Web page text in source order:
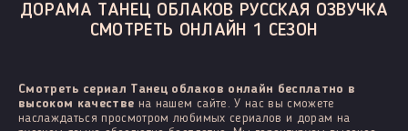
ДОРАМА ТАНЕЦ ОБЛАКОВ РУССКАЯ ОЗВУЧКА
СМОТРЕТЬ ОНЛАЙН 1 СЕЗОН
Смотреть сериал Танец облаков онлайн бесплатно в
высоком качестве на нашем сайте. У нас вы сможете
наслаждаться просмотром любимых сериалов и дорам на